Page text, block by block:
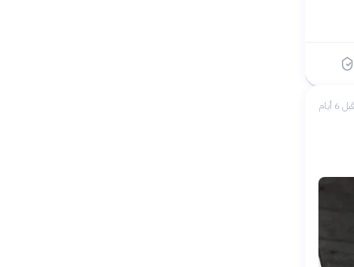
قبل 6 أيام